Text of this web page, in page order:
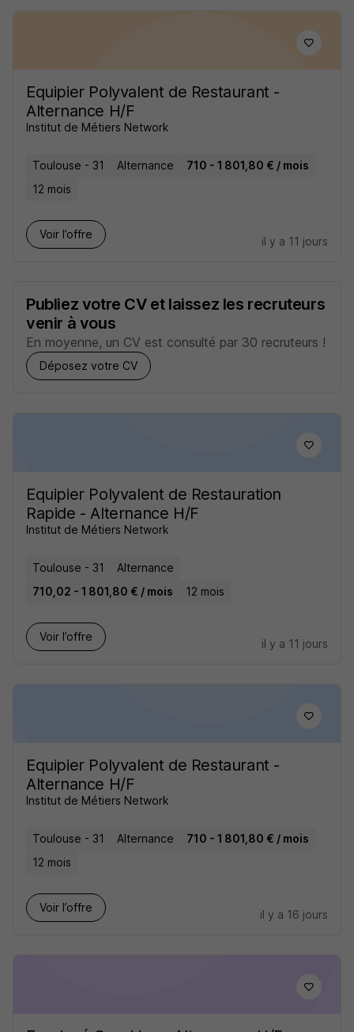
Equipier Polyvalent de Restaurant -
Alternance H/F
Institut de Métiers Network
Toulouse - 31 Alternance
710 - 1 801,80 € / mois
12 mois
Voir l’offre
il y a 11 jours
Publiez votre CV et laissez les recruteurs
venir à vous
En moyenne, un CV est consulté par 30 recruteurs !
Déposez votre CV
Equipier Polyvalent de Restauration
Rapide - Alternance H/F
Institut de Métiers Network
Toulouse - 31
Alternance
710,02 - 1 801,80 € / mois
12 mois
Voir l’offre
il y a 11 jours
Equipier Polyvalent de Restaurant -
Alternance H/F
Institut de Métiers Network
Toulouse - 31 Alternance
710 - 1 801,80 € / mois
12 mois
Voir l’offre
il y a 16 jours